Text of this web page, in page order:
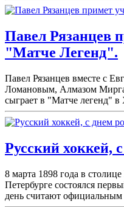
Павел Рязанцев
"Матче Легенд".
Павел Рязанцев вместе с
Ломановым, Алмазом
сыграет в "Матче легенд" в
Русский хоккей,
8 марта 1898 года в
Петербурге состоялся
день считают